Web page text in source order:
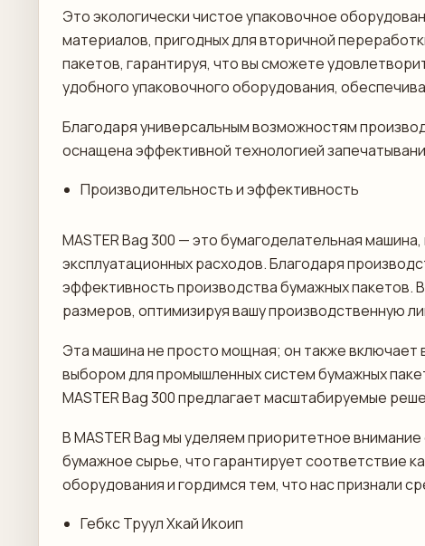
Это экологически чистое упаковочное
материалов, пригодных для вторичной
пакетов, гарантируя, что вы сможете
удобного упаковочного оборудования,
Благодаря универсальным возможностям
оснащена эффективной технологией
Производительность и эффективность
MASTER Bag 300 — это бумагоделательная
эксплуатационных расходов. Благодаря
эффективность производства бумажных
размеров, оптимизируя вашу производственную
Эта машина не просто мощная; он также
выбором для промышленных систем бумажных
MASTER Bag 300 предлагает масштабируемые
В MASTER Bag мы уделяем приоритетное
бумажное сырье, что гарантирует соответствие
оборудования и гордимся тем, что нас признали
Гебкс Труул Хкай Икоип